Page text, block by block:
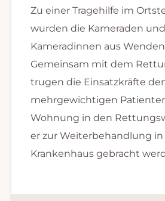
Zu einer Tragehilfe im
wurden die Kameraden und
Kameradinnen aus
Gemeinsam mit dem
trugen die Einsatzkräfte
mehrgewichtigen
Wohnung in den
er zur Weiterbehandlung in
Krankenhaus gebracht